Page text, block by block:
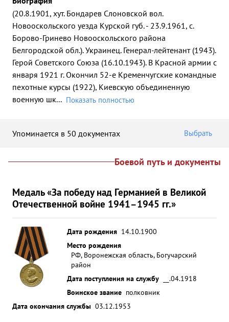
(20.8.1901, хут. Бондарев Слоновской вол.
Новооскольского уезда Курской губ. - 23.9.1961, с.
Борово-Гринево Новооскольского района
Белгородской обл.). Украинец. Генерал-лейтенант (1943).
Герой Советского Союза (16.10.1943). В Красной армии с
января 1921 г. Окончил 52-е Кременчугские командные
пехотные курсы (1922), Киевскую объединенную
военную шк... Показать полностью
Упоминается в 50 документах Выбрать
Боевой путь и документы
Медаль «За победу над Германией в Великой
Отечественной войне 1941–1945 гг.»
Дата рождения 14.10.1900
Место рождения
РФ, Воронежская область, Богучарский
район
Дата поступления на службу
__.04.1918
Воинское звание полковник
Дата окончания службы 03.12.1953